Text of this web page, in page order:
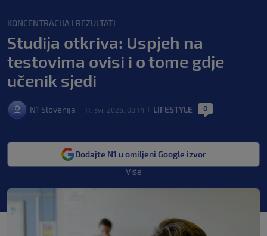
KONCENTRACIJA I REZULTATI
Studija otkriva: Uspjeh na
testovima ovisi i o tome gdje
učenik sjedi
N1 Slovenija 11. svi. 2026. 08:14 LIFESTYLE 0
Dodajte N1 u omiljeni Google izvor
Više